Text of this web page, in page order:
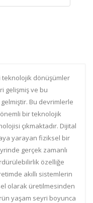
teknolojik dönüşümler
gelişmiş ve bu
Bu devrimlerle
bir teknolojik
çıkmaktadır. Dijital
yarayan fiziksel bir
gerçek zamanlı
özelliğe
akıllı sistemlerin
olarak üretilmesinden
yaşam seyri boyunca